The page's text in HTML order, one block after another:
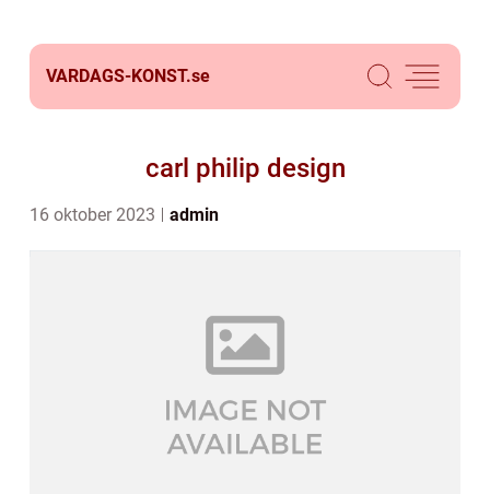
VARDAGS-KONST.se
carl philip design
16 oktober 2023 admin